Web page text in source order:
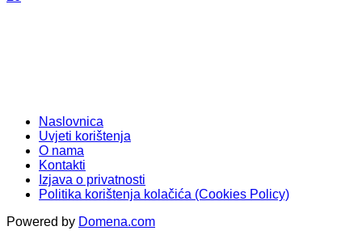
Naslovnica
Uvjeti korištenja
O nama
Kontakti
Izjava o privatnosti
Politika korištenja kolačića (Cookies Policy)
Powered by Domena.com